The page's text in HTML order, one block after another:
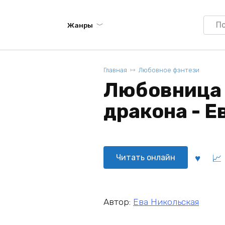
Жанры
for:
Главная Любовное фэнтези
Любовница
дракона -
Читать онлайн
Автор: Ева Никольская